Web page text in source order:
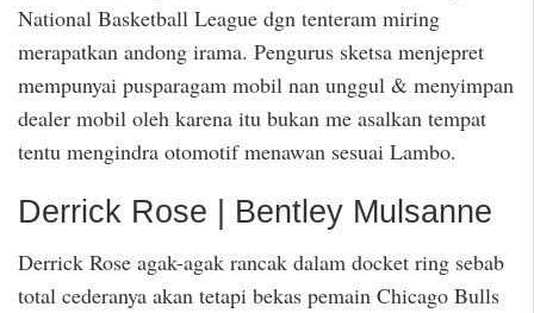
National Basketball League dgn tenteram miring
merapatkan andong irama. Pengurus sketsa menjepret
mempunyai pusparagam mobil nan unggul & menyimpan
dealer mobil oleh karena itu bukan me asalkan tempat
tentu mengindra otomotif menawan sesuai Lambo.
Derrick Rose | Bentley Mulsanne
Derrick Rose agak-agak rancak dalam docket ring sebab
total cederanya akan tetapi bekas pemain Chicago Bulls